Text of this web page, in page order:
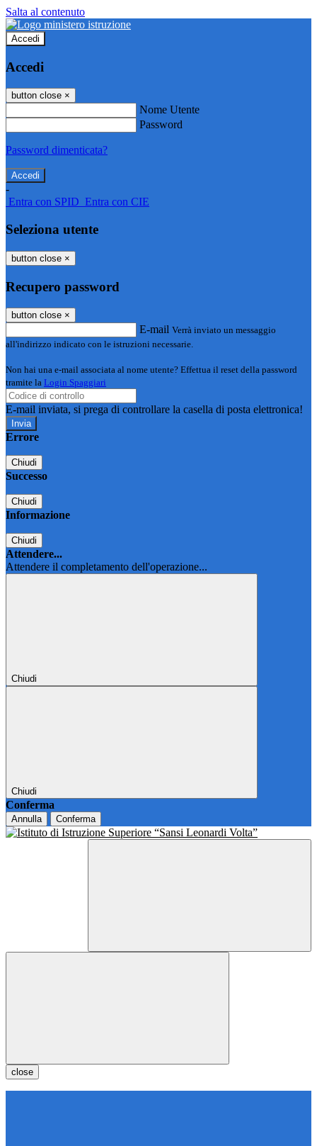
Salta al contenuto
Accedi
Accedi
button close ×
Nome Utente
Password
Password dimenticata?
-
Entra con SPID Entra con CIE
Seleziona utente
button close ×
Recupero password
button close ×
E-mail Verrà inviato un messaggio
all'indirizzo indicato con le istruzioni necessarie.
Non hai una e-mail associata al nome utente? Effettua il reset della password
tramite la Login Spaggiari
E-mail inviata, si prega di controllare la casella di posta elettronica!
Errore
Chiudi
Successo
Chiudi
Informazione
Chiudi
Attendere...
Attendere il completamento dell'operazione...
Chiudi
Chiudi
Conferma
Annulla Conferma
close